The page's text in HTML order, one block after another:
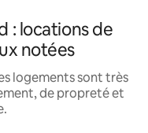
: locations de
notées
logements sont très
de propreté et